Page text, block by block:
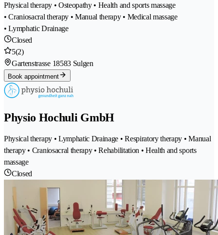
Physical therapy • Osteopathy • Health and sports massage
• Craniosacral therapy • Manual therapy • Medical massage
• Lymphatic Drainage
Closed
5(2)
Gartenstrasse 18583 Sulgen
Book appointment
Physio Hochuli GmbH
Physical therapy • Lymphatic Drainage • Respiratory therapy • Manual
therapy • Craniosacral therapy • Rehabilitation • Health and sports
massage
Closed